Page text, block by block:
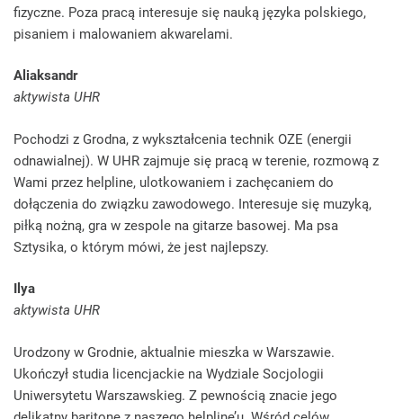
fizyczne. Poza pracą interesuje się nauką języka polskiego,
pisaniem i malowaniem akwarelami.
Aliaksandr
aktywista UHR
Pochodzi z Grodna, z wykształcenia technik OZE (energii
odnawialnej). W UHR zajmuje się pracą w terenie, rozmową z
Wami przez helpline, ulotkowaniem i zachęcaniem do
dołączenia do związku zawodowego. Interesuje się muzyką,
piłką nożną, gra w zespole na gitarze basowej. Ma psa
Sztysika, o którym mówi, że jest najlepszy.
Ilya
aktywista UHR
Urodzony w Grodnie, aktualnie mieszka w Warszawie.
Ukończył studia licencjackie na Wydziale Socjologii
Uniwersytetu Warszawskieg. Z pewnością znacie jego